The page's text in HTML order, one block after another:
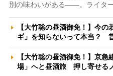
別の味わいがある――。ライタ
【大竹聡の昼酒御免！】今
ギ」を知らないって本当？
【大竹聡の昼酒御免！】京
場」へと昼酒旅 押し寄せる